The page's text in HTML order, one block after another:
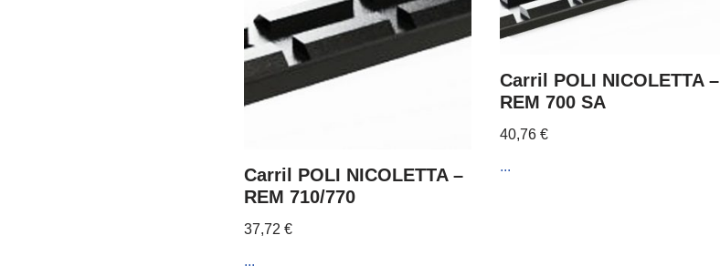
Carril POLI NICOLETTA –
REM 710/770
37,72 €
...
Carril POLI NICOLETTA –
REM 700 SA
40,76 €
...